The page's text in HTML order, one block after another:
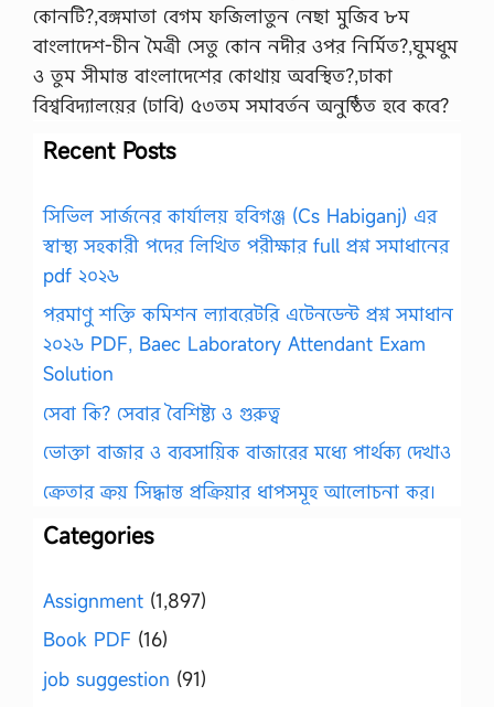
কোনটি?,বঙ্গমাতা বেগম ফজিলাতুন নেছা মুজিব ৮ম
বাংলাদেশ-চীন মৈত্রী সেতু কোন নদীর ওপর নির্মিত?,ঘুমধুম
ও তুম সীমান্ত বাংলাদেশের কোথায় অবস্থিত?,ঢাকা
বিশ্ববিদ্যালয়ের (ঢাবি) ৫৩তম সমাবর্তন অনুষ্ঠিত হবে কবে?
Recent Posts
সিভিল সার্জনের কার্যালয় হবিগঞ্জ (Cs Habiganj) এর
স্বাস্থ্য সহকারী পদের লিখিত পরীক্ষার full প্রশ্ন সমাধানের
pdf ২০২৬
পরমাণু শক্তি কমিশন ল্যাবরেটরি এটেনডেন্ট প্রশ্ন সমাধান
২০২৬ PDF, Baec Laboratory Attendant Exam
Solution
সেবা কি? সেবার বৈশিষ্ট্য ও গুরুত্ব
ভোক্তা বাজার ও ব্যবসায়িক বাজারের মধ্যে পার্থক্য দেখাও
ক্রেতার ক্রয় সিদ্ধান্ত প্রক্রিয়ার ধাপসমূহ আলোচনা কর।
Categories
Assignment (1,897)
Book PDF (16)
job suggestion (91)